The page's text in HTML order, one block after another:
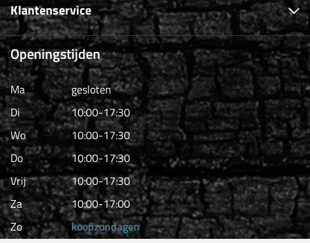
Klantenservice
Openingstijden
Ma
gesloten
Di
10:00-17:30
Wo
10:00-17:30
Do
10:00-17:30
Vrij
10:00-17:30
Za
10:00-17:00
Zo
koopzondagen